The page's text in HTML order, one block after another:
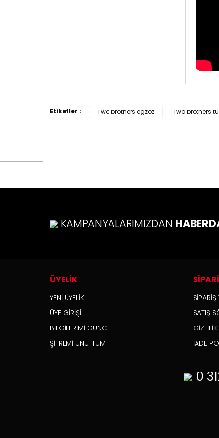
Etiketler : Two brothers egzoz Two brothers
KAMPANYALARIMIZDAN
ÜYELİK
YENİ ÜYELİK
ÜYE GİRİŞİ
BİLGİLERİMİ GÜNCELLE
ŞİFREMİ UNUTTUM
SİPARİŞ
SATIŞ
İADE
0